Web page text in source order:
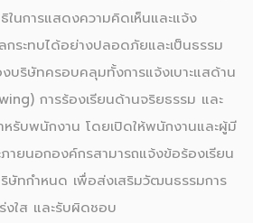
ในการแสดงความคิดเห็นและแจ้ง
กระทบได้อย่างปลอดภัยและเป็นธรรม
บริษัทครอบคลุมทั้งการแจ้งเบาะแสด้าน
การร้องเรียนด้านจริยธรรม และ
หรับพนักงาน โดยเปิดให้พนักงานและผู้มี
ายนอกองค์กรสามารถแจ้งข้อร้องเรียน
ษัทกำหนด เพื่อส่งเสริมวัฒนธรรมการ
งใส และรับผิดชอบ